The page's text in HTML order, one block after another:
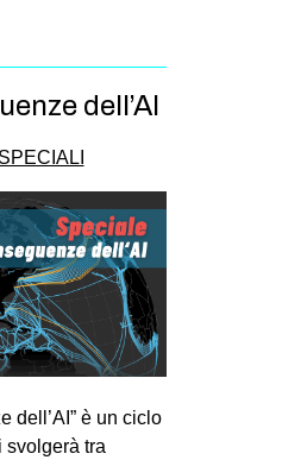
dell’AI
SPECIALI
dell’AI” è un ciclo
svolgerà tra